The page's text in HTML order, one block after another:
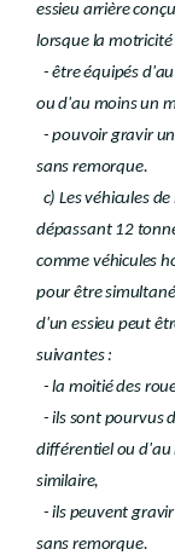
essieu arrière
lorsque la
- être équipés
ou d'au moins un
- pouvoir gravir
sans remorque.
c) Les véhicules
dépassant 12
comme véhicules
pour être
d'un essieu peut
suivantes :
- la moitié des
- ils sont pourvus
différentiel ou d'au
similaire,
- ils peuvent
sans remorque.